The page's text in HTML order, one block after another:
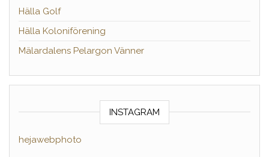
Hälla Golf
Hälla Koloniförening
Mälardalens Pelargon Vänner
INSTAGRAM
hejawebphoto